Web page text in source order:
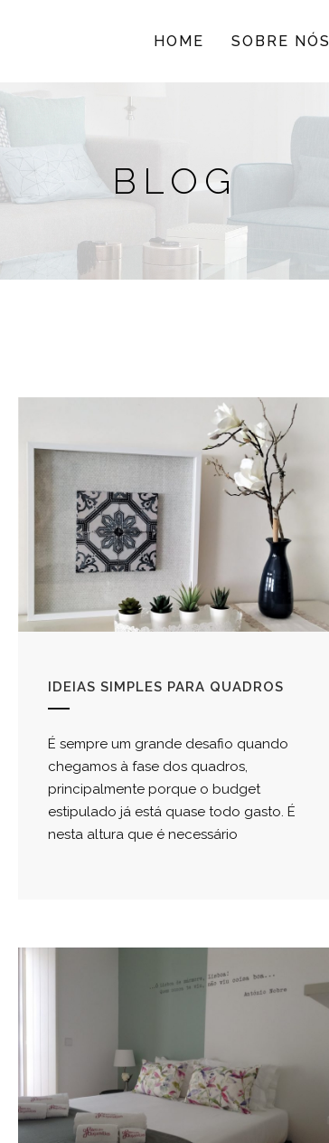
HOME SOBRE NÓS
BLOG
IDEIAS SIMPLES PARA QUADROS
É sempre um grande desafio quando
chegamos à fase dos quadros,
principalmente porque o budget
estipulado já está quase todo gasto. É
nesta altura que é necessário